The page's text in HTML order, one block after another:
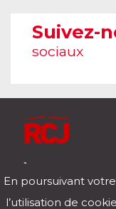
Suivez-
sociaux
Télécharger notre
En poursuivant
l’utilisation de